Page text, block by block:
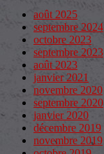
août 2025
septembre 2024
octobre 2023
septembre 2023
août 2023
janvier 2021
novembre 2020
septembre 2020
janvier 2020
décembre 2019
novembre 2019